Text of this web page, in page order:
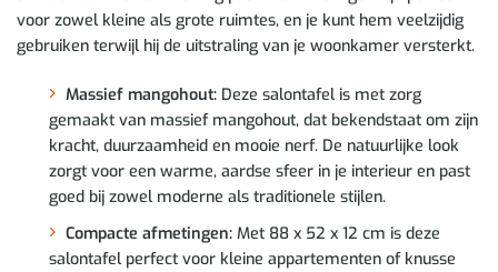
voor zowel kleine als grote ruimtes, en je kunt hem veelzijdig
gebruiken terwijl hij de uitstraling van je woonkamer versterkt.
Massief mangohout:Deze salontafel is met zorg
gemaakt van massief mangohout, dat bekendstaat om zijn
kracht, duurzaamheid en mooie nerf. De natuurlijke look
zorgt voor een warme, aardse sfeer in je interieur en past
goed bij zowel moderne als traditionele stijlen.
Compacte afmetingen:Met 88 x 52 x 12 cm is deze
salontafel perfect voor kleine appartementen of knusse